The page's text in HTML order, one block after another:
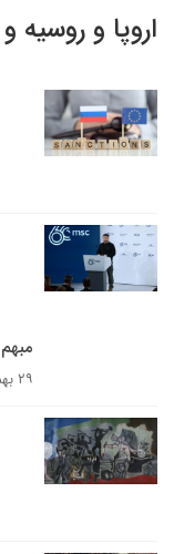
اروپا و روسیه
۲۹ بهمن ۱۴۰۳